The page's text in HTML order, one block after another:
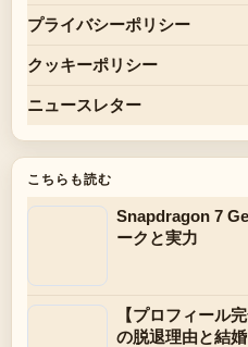
プライバシーポリシー
クッキーポリシー
ニュースレター
こちらも読む
Snapdragon 7
ークと実力
【プロフィール
の脱退理由と結